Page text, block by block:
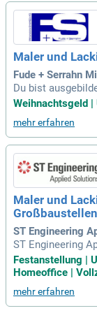
hutzausrüstung
i plusswerk hast
d die Option auf
andticket und
te jetzt!
Maler und
Fude + Serrahn
Du bist
fahrung? Wir
Bewerber:innen
u von attraktiven
ung,
nem motivierten
zuentwickeln.
Innen- und
Teamfähigkeit
orausgesetzt.
chsenden
Weihnachtsgeld
mehr erfahren
Maler und
Großbaustellen
ST Engineering
ST Engineering
aler und
baustellen. Unser
nd höchste
herheit,
Festanstellung |
Homeoffice |
mehr erfahren